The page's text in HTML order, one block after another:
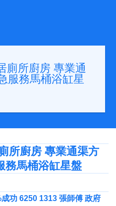
廁所廚房 專業通
服務馬桶浴缸星
所廚房 專業通渠方
務馬桶浴缸星盤
功 6250 1313 張師傅 政府